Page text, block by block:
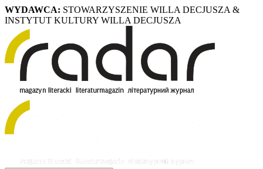
WYDAWCA: STOWARZYSZENIE WILLA DECJUSZA &
INSTYTUT KULTURY WILLA DECJUSZA